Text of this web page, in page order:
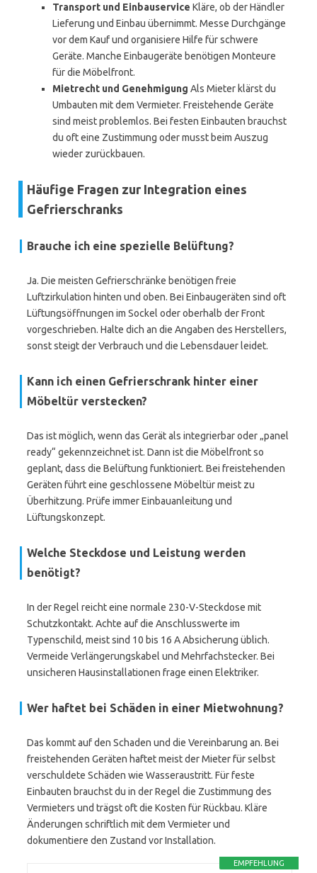
Transport und Einbauservice Kläre, ob der Händler
Lieferung und Einbau übernimmt. Messe Durchgänge
vor dem Kauf und organisiere Hilfe für schwere
Geräte. Manche Einbaugeräte benötigen Monteure
für die Möbelfront.
Mietrecht und Genehmigung Als Mieter klärst du
Umbauten mit dem Vermieter. Freistehende Geräte
sind meist problemlos. Bei festen Einbauten brauchst
du oft eine Zustimmung oder musst beim Auszug
wieder zurückbauen.
Häufige Fragen zur Integration eines
Gefrierschranks
Brauche ich eine spezielle Belüftung?
Ja. Die meisten Gefrierschränke benötigen freie
Luftzirkulation hinten und oben. Bei Einbaugeräten sind oft
Lüftungsöffnungen im Sockel oder oberhalb der Front
vorgeschrieben. Halte dich an die Angaben des Herstellers,
sonst steigt der Verbrauch und die Lebensdauer leidet.
Kann ich einen Gefrierschrank hinter einer
Möbeltür verstecken?
Das ist möglich, wenn das Gerät als integrierbar oder „panel
ready“ gekennzeichnet ist. Dann ist die Möbelfront so
geplant, dass die Belüftung funktioniert. Bei freistehenden
Geräten führt eine geschlossene Möbeltür meist zu
Überhitzung. Prüfe immer Einbauanleitung und
Lüftungskonzept.
Welche Steckdose und Leistung werden
benötigt?
In der Regel reicht eine normale 230-V-Steckdose mit
Schutzkontakt. Achte auf die Anschlusswerte im
Typenschild, meist sind 10 bis 16 A Absicherung üblich.
Vermeide Verlängerungskabel und Mehrfachstecker. Bei
unsicheren Hausinstallationen frage einen Elektriker.
Wer haftet bei Schäden in einer Mietwohnung?
Das kommt auf den Schaden und die Vereinbarung an. Bei
freistehenden Geräten haftet meist der Mieter für selbst
verschuldete Schäden wie Wasseraustritt. Für feste
Einbauten brauchst du in der Regel die Zustimmung des
Vermieters und trägst oft die Kosten für Rückbau. Kläre
Änderungen schriftlich mit dem Vermieter und
dokumentiere den Zustand vor Installation.
EMPFEHLUNG